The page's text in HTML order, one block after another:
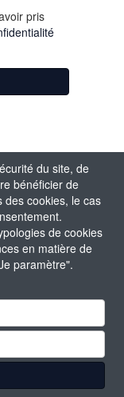
du site, de
bénéficier de
des cookies, le cas
de cookies
en matière de
paramètre".
pris